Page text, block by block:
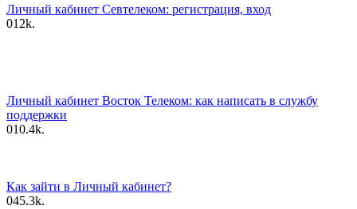
Личный кабинет Севтелеком: регистрация, вход
012k.
Личный кабинет Восток Телеком: как написать в службу
поддержки
010.4k.
Как зайти в Личный кабинет?
045.3k.